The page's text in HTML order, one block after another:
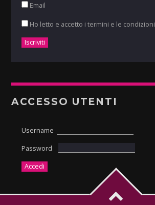
Email
Ho letto e accetto i termini e le condizioni
ACCESSO UTENTI
Username
Password